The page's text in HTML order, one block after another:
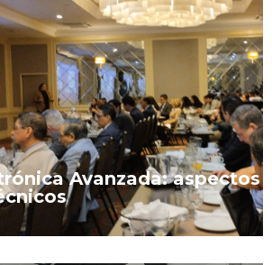
Avanzada: aspectos